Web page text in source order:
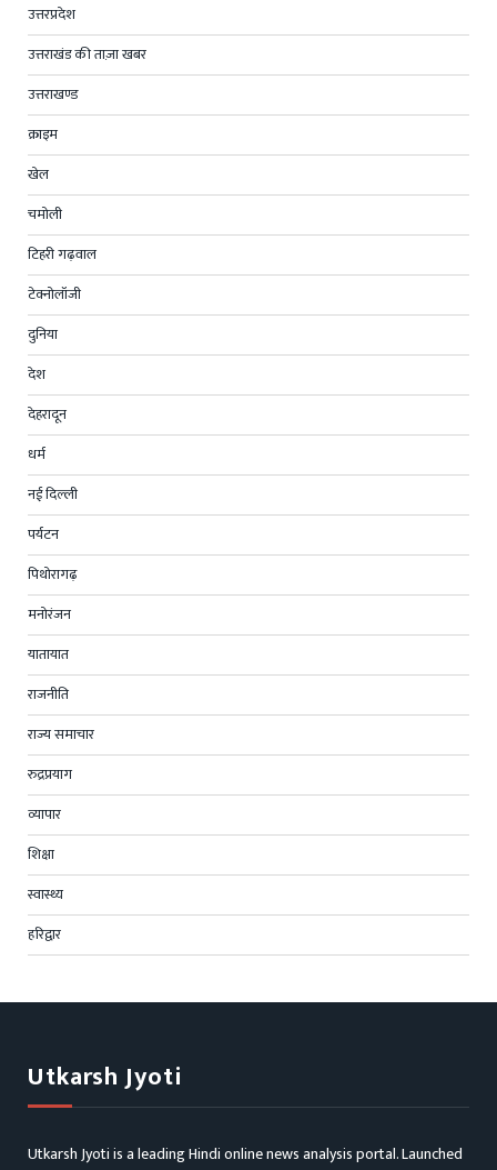
उत्तरप्रदेश
उत्तराखंड की ताज़ा खबर
उत्तराखण्ड
क्राइम
खेल
चमोली
टिहरी गढ़वाल
टेक्नोलॉजी
दुनिया
देश
देहरादून
धर्म
नई दिल्ली
पर्यटन
पिथोरागढ़
मनोरंजन
यातायात
राजनीति
राज्य समाचार
रुद्रप्रयाग
व्यापार
शिक्षा
स्वास्थ्य
हरिद्वार
Utkarsh Jyoti
Utkarsh Jyoti is a leading Hindi online news analysis portal. Launched